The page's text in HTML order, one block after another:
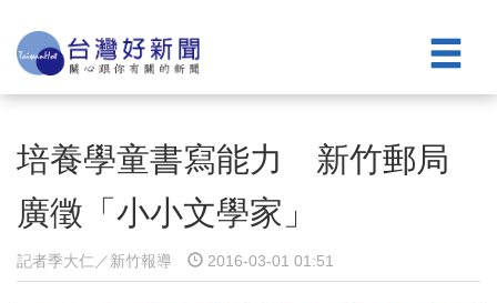
培養學童書寫能力 新竹郵局
廣徵「小小文學家」
記者季大仁／新竹報導 2016-03-01 01:51